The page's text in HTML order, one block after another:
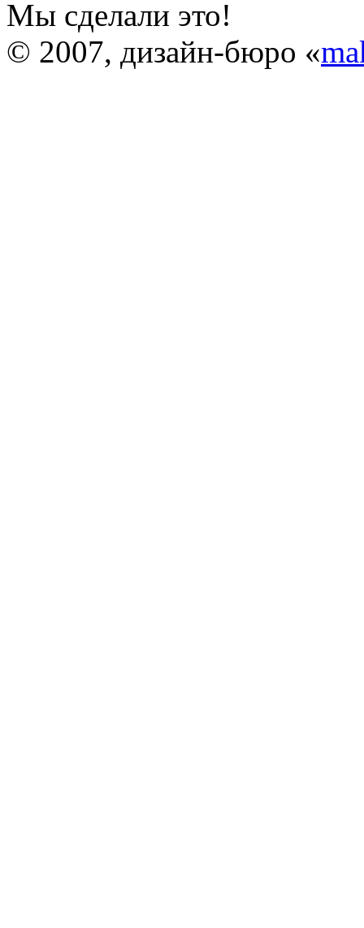
Мы сделали это!
© 2007, дизайн-бюро «